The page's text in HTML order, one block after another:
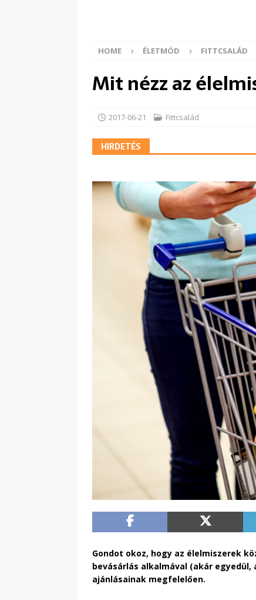
HOME ÉLETMÓD FITTCSALÁD
Mit nézz az
2017-06-21 Fittcsalád
HIRDETÉS
Gondot okoz, hogy az élelmiszerek
bevásárlás alkalmával (akár
ajánlásainak megfelelően.